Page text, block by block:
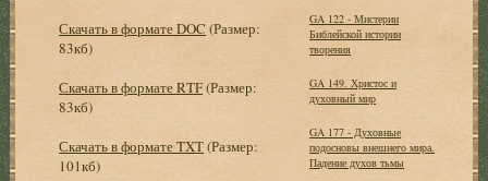
Скачать в формате DOC (Размер:
83кб)
Скачать в формате RTF(Размер:
83кб)
Скачать в формате TXT(Размер:
101кб)
GA 122 - Мистерии
Библейской истории
творения
GA 149. Христос и
духовный мир
GA 177 - Духовные
подосновы внешнего мира.
Падение духов тьмы